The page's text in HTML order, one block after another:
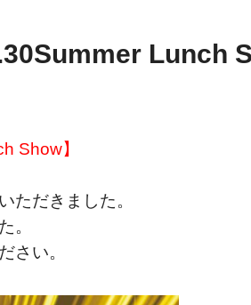
Lunch
Show】
ただきました。
。
さい。